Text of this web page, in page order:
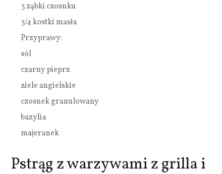
3 ząbki czosnku
3/4 kostki masła
Przyprawy:
sól
czarny pieprz
ziele angielskie
czosnek granulowany
bazylia
majeranek
Pstrąg z warzywami z grilla i